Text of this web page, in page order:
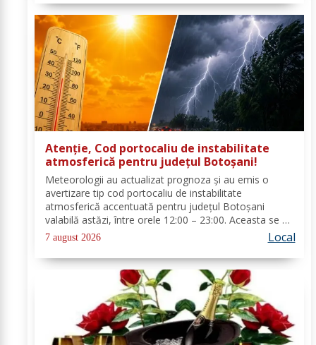
Atenție, Cod portocaliu de instabilitate
atmosferică pentru județul Botoșani!
Meteorologii au actualizat prognoza și au emis o
avertizare tip cod portocaliu de instabilitate
atmosferică accentuată pentru județul Botoșani
valabilă astăzi, între orele 12:00 – 23:00. Aceasta se va
manifesta prin intensificări ale vântului, vijelii puternice
(rafale de 70...90 km/h), averse...
7 august 2026 Local